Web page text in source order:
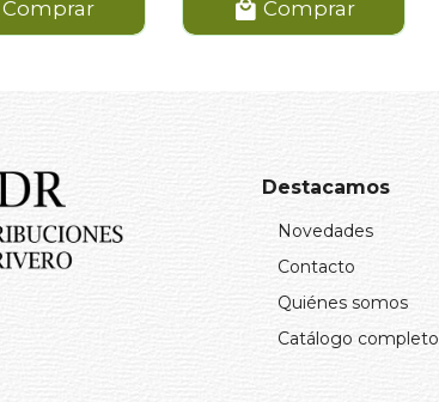
Comprar Comprar
Destacamos
Novedades
Contacto
Quiénes somos
Catálogo completo